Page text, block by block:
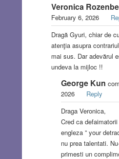
Veronica
February 6, 2026
Dragă Gyuri, chiar de
atenţia asupra
mai sus. Dar adevărul
undeva la mijloc !!
George Kun
2026
Reply
Draga Veronica,
Cred ca
engleza ” your
nu prea talentati.
primesti un